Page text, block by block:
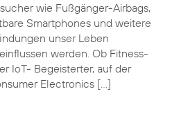
wie Fußgänger-Airbags,
Smartphones und weitere
unser Leben
werden. Ob Fitness-
IoT- Begeisterter, auf der
Electronics […]